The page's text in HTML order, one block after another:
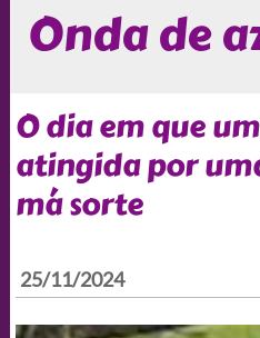
Onda de
O dia em que
atingida por
má sorte
25/11/2024